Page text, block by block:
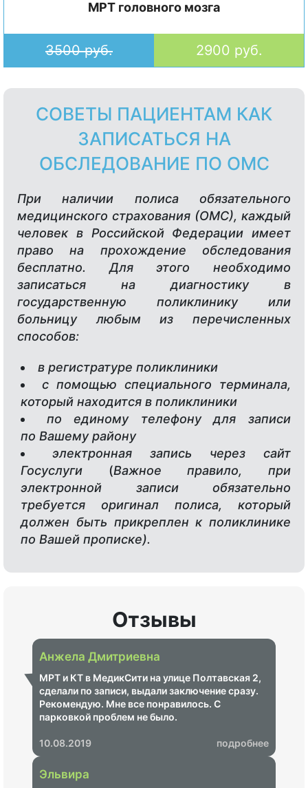
МРТ головного мозга
3500 руб. 2900 руб.
СОВЕТЫ ПАЦИЕНТАМ КАК
ЗАПИСАТЬСЯ НА
ОБСЛЕДОВАНИЕ ПО ОМС
При наличии полиса обязательного
медицинского страхования (ОМС), каждый
человек в Российской Федерации имеет
право на прохождение обследования
бесплатно. Для этого необходимо
записаться на диагностику в
государственную поликлинику или
больницу любым из перечисленных
способов:
в регистратуре поликлиники
с помощью специального терминала,
который находится в поликлиники
по единому телефону для записи
по Вашему району
электронная запись через сайт
Госуслуги (Важное правило, при
электронной записи обязательно
требуется оригинал полиса, который
должен быть прикреплен к поликлинике
по Вашей прописке).
Отзывы
Анжела Дмитриевна
МРТ и КТ в МедикСити на улице Полтавская 2,
сделали по записи, выдали заключение сразу.
Рекомендую. Мне все понравилось. С
парковкой проблем не было.
10.08.2019 подробнее
Эльвира